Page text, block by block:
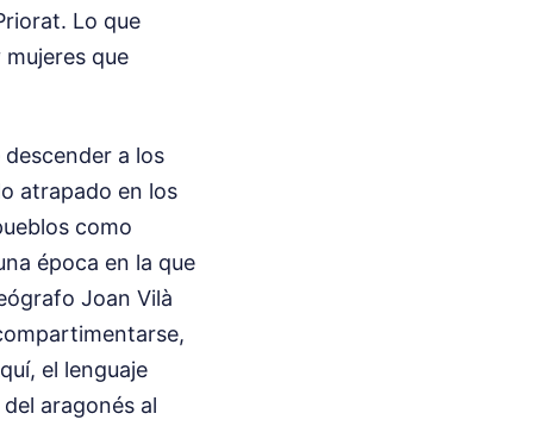
Lo que
que
a los
atrapado en los
como
época en la que
Joan Vilà
el lenguaje
aragonés al